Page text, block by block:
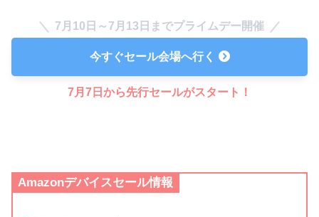
7月10日～7月13日までプライムデー開催
今すぐセール会場へ行く
7月7日から先行セールがスタート！
Amazonデバイスセール情報